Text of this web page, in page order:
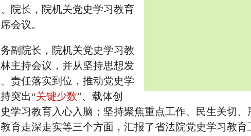
院长，院机关党史学习教育
会议。
副院长，院机关党史学习教
主持会议，并从坚持思想发
责任落实到位，推动党史学
突出“关键少数”、载体创
学习教育入心入脑；坚持聚焦重点工作、民生关切、
育走深走实等三个方面，汇报了省法院党史学习教育